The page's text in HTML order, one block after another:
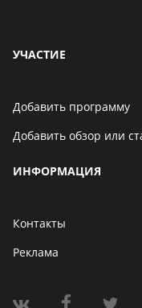
УЧАСТИЕ
Добавить программу
Добавить обзор или
ИНФОРМАЦИЯ
Контакты
Реклама